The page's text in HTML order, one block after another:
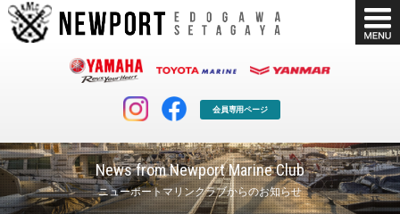
会員専用ページ
News from Newport Marine Club
ニューポートマリンクラブからのお知らせ